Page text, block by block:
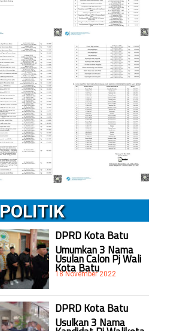
POLITIK
DPRD Kota Batu
Umumkan 3 Nama
Usulan Calon Pj Wali
Kota Batu
18 November 2022
DPRD Kota Batu
Usulkan 3 Nama
Kandidat Pj Walikota